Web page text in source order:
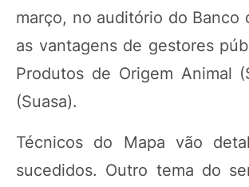
março, no auditório do Banco
as vantagens de gestores
Produtos de Origem Animal
(Suasa).
Técnicos do Mapa vão
sucedidos. Outro tema do